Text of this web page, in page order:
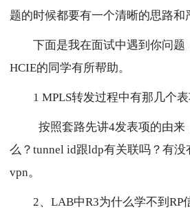
题的时候都要有一个清晰的思路和
下面是我在面试中遇到你问题
HCIE的同学有所帮助。
1 MPLS转发过程中有那几个
按照套路先讲4发表项的由来
么？tunnel id跟ldp有关联吗？有没
vpn。
2、LAB中R3为什么学不到RP